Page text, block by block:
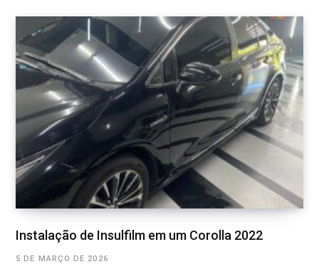
Instalação de Insulfilm em um Corolla 2022
5 DE MARÇO DE 2026